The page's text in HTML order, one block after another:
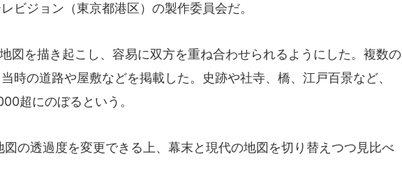
ビジョン（東京都港区）の製作委員会だ。
図を描き起こし、容易に双方を重ね合わせられるようにした。複数の
時の道路や屋敷などを掲載した。史跡や社寺、橋、江戸百景など、
超にのぼるという。
の透過度を変更できる上、幕末と現代の地図を切り替えつつ見比べ